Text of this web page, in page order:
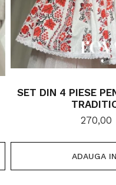
SET DIN 4 PIESE
270,00
ADAUGA